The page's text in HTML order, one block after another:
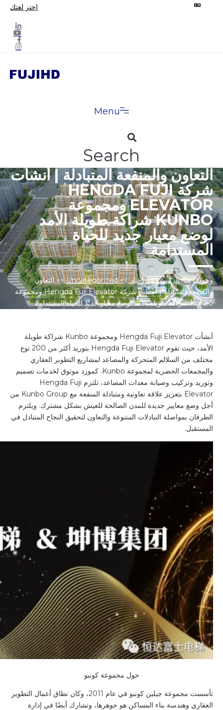
اختر لغتك
Menu
Search
التعاون والمنفعة المتبادلة | أنشأت
شركة HENGDA FUJI
ELEVATOR ومجموعة
KUNBO شراكة طويلة الأمد
لوضع معيار جديد للحياة
المستدامة
وجودك هنا:الرئيسية>>أخبار>>
Uncategorized
>>التعاون
والمنفعة المتبادلة | أنشأت شركة Hengda Fuji Elevator ومجموعة
Kunbo شراكة طويلة الأمد لوضع معيار جديد للحياة المستدامة
أنشأت Hengda Fuji Elevator ومجموعة Kunbo شراكة طويلة
الأمد، حيث تقوم Hengda Fuji Elevator بتوريد أكثر من 200 نوع
مختلف من السلالم المتحركة والمصاعد لمشاريع التطوير العقاري
والمجمعات الحضرية لمجموعة Kunbo. كمورد موثوق لخدمات تصميم
وتوريد وتركيب وصيانة معدات المصاعد، تلتزم Hengda Fuji
Elevator بتعزيز علاقة تعاونية ومتبادلة المنفعة مع Kunbo Group من
أجل وضع معايير جديدة للمدن الصالحة للعيش بشكل مشترك. ويلتزم
الطرفان بمواصلة التبادلات المتنوعة والتعاون لتحقيق النجاح المتبادل في
المستقبل.
حول مجموعة كونبو
تأسست مجموعة جيلين كونبو في عام 2011، وكان نطاق أعمال التطوير
العقاري وهندسة بناء المساكن هو جوهرها، وتشارك أيضًا في إدارة